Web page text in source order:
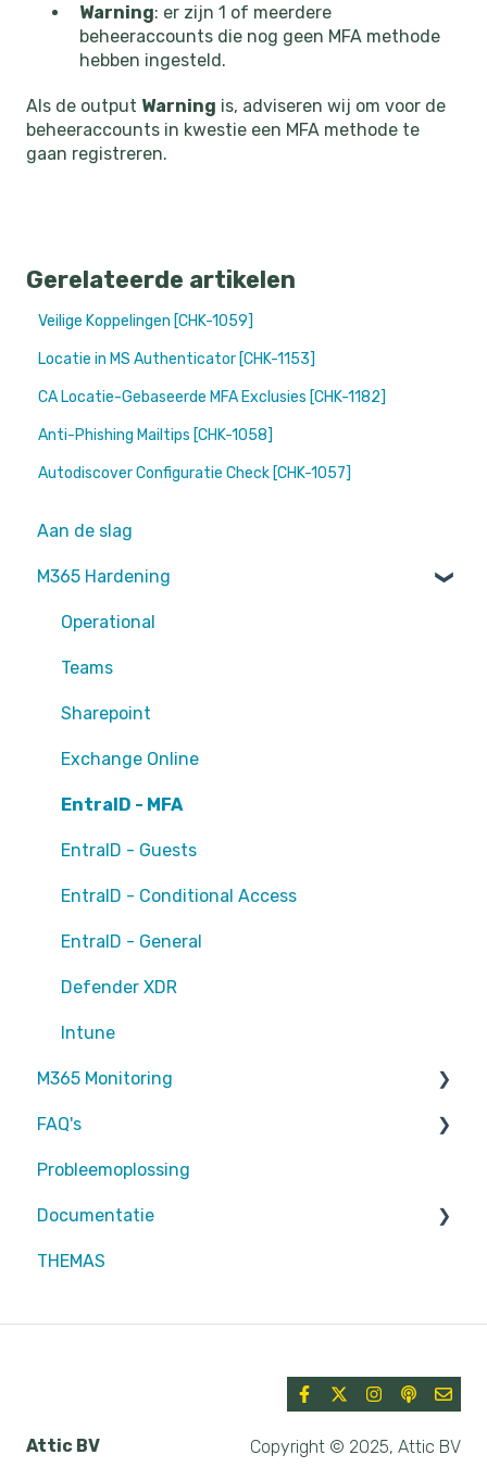
Warning: er zijn 1 of meerdere
beheeraccounts die nog geen MFA methode
hebben ingesteld.
Als de output Warning is, adviseren wij om voor de
beheeraccounts in kwestie een MFA methode te
gaan registreren.
Gerelateerde artikelen
Veilige Koppelingen [CHK-1059]
Locatie in MS Authenticator [CHK-1153]
CA Locatie-Gebaseerde MFA Exclusies [CHK-1182]
Anti-Phishing Mailtips [CHK-1058]
Autodiscover Configuratie Check [CHK-1057]
Aan de slag
M365 Hardening
Operational
Teams
Sharepoint
Exchange Online
EntraID - MFA
EntraID - Guests
EntraID - Conditional Access
EntraID - General
Defender XDR
Intune
M365 Monitoring
Entra ID
SharePoint
Exchange Online
rapportages
FAQ's
Partners
Attic MDR
Probleemoplossing
Documentatie
Partners
THEMAS
Attic BV Copyright © 2025, Attic BV